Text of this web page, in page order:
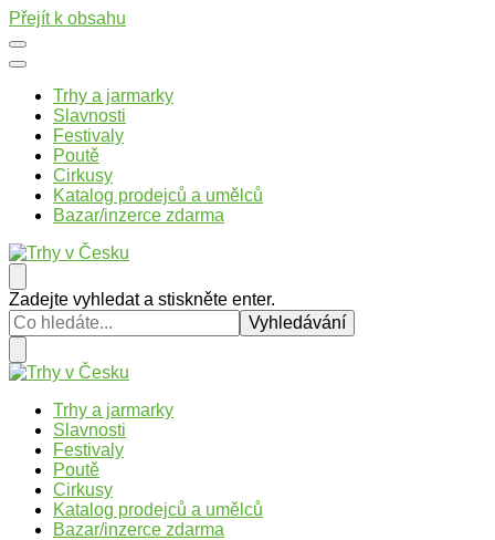
Přejít k obsahu
Trhy a jarmarky
Slavnosti
Festivaly
Poutě
Cirkusy
Katalog prodejců a umělců
Bazar/inzerce zdarma
Trhy v Česku
Trhy, jarmarky, slavnosti a poutě v České republice
Hledáte
něco
?
Zadejte vyhledat a stiskněte enter.
Trhy v Česku
Trhy, jarmarky, slavnosti a poutě v České republice
Trhy a jarmarky
Slavnosti
Festivaly
Poutě
Cirkusy
Katalog prodejců a umělců
Bazar/inzerce zdarma